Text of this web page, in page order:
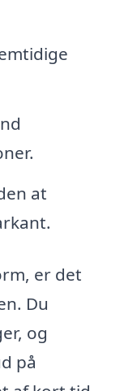
at
er det
Du
og
på